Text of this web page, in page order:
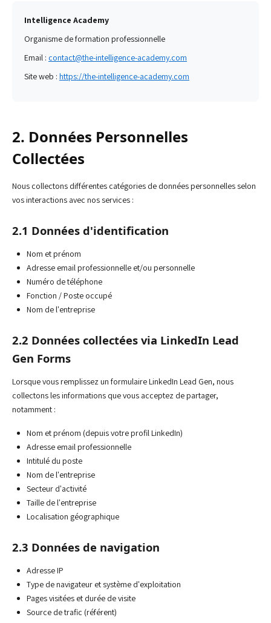
Intelligence Academy
Organisme de formation professionnelle
Email : contact@the-intelligence-academy.com
Site web : https://the-intelligence-academy.com
2. Données Personnelles
Collectées
Nous collectons différentes catégories de données personnelles selon
vos interactions avec nos services :
2.1 Données d'identification
Nom et prénom
Adresse email professionnelle et/ou personnelle
Numéro de téléphone
Fonction / Poste occupé
Nom de l'entreprise
2.2 Données collectées via LinkedIn Lead
Gen Forms
Lorsque vous remplissez un formulaire LinkedIn Lead Gen, nous
collectons les informations que vous acceptez de partager,
notamment :
Nom et prénom (depuis votre profil LinkedIn)
Adresse email professionnelle
Intitulé du poste
Nom de l'entreprise
Secteur d'activité
Taille de l'entreprise
Localisation géographique
2.3 Données de navigation
Adresse IP
Type de navigateur et système d'exploitation
Pages visitées et durée de visite
Source de trafic (référent)